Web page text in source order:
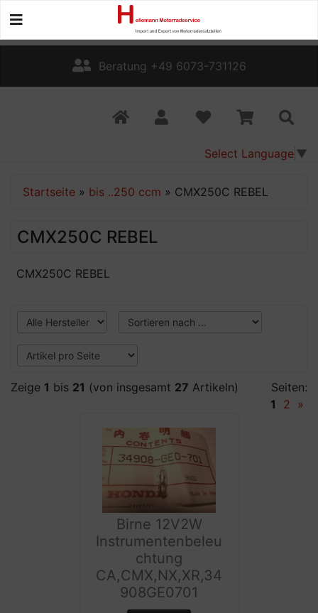
Beratung +49 6073-731126
Select Language ▼
Startseite » bis ..250 ccm » CMX250C REBEL
CMX250C REBEL
CMX250C REBEL
Zeige 1 bis 21 (von insgesamt 27 Artikeln)
Seiten:
1
2 »
Birne 12V2W
Instrumentenbeleu
chtung
CA,CMX,NX,XR,34
908GE0701